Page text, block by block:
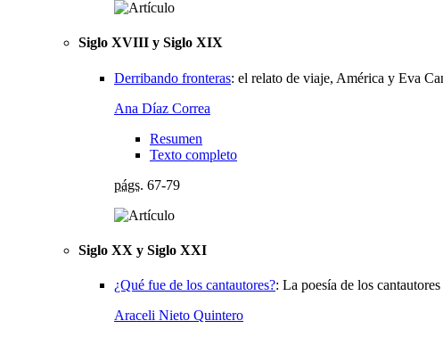
Siglo XVIII y Siglo XIX
Derribando fronteras: el relato de viaje, América y Eva
Ana Díaz Correa
Resumen
Texto completo
págs. 67-79
Siglo XX y Siglo XXI
¿Qué fue de los cantautores?: La poesía de los
Araceli Nieto Quintero